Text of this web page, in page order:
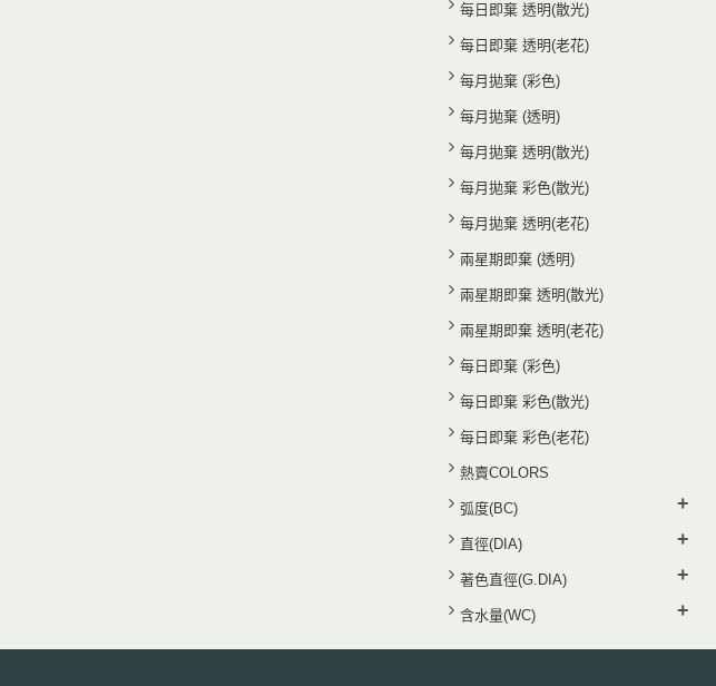
每日即棄 透明(散光)
每日即棄 透明(老花)
每月拋棄 (彩色)
每月拋棄 (透明)
每月拋棄 透明(散光)
每月拋棄 彩色(散光)
每月拋棄 透明(老花)
兩星期即棄 (透明)
兩星期即棄 透明(散光)
兩星期即棄 透明(老花)
每日即棄 (彩色)
每日即棄 彩色(散光)
每日即棄 彩色(老花)
熱賣COLORS
弧度(BC) +
直徑(DIA) +
著色直徑(G.DIA) +
含水量(WC) +